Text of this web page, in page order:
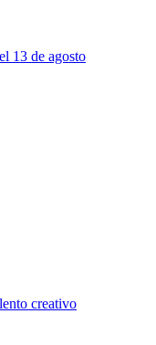
13 de agosto
creativo